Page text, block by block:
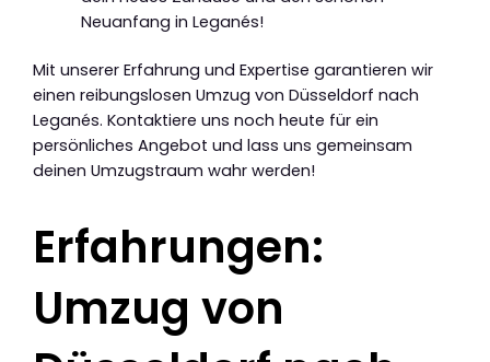
Neuanfang in Leganés!
Mit unserer Erfahrung und Expertise garantieren wir
einen reibungslosen Umzug von Düsseldorf nach
Leganés. Kontaktiere uns noch heute für ein
persönliches Angebot und lass uns gemeinsam
deinen Umzugstraum wahr werden!
Erfahrungen:
Umzug von